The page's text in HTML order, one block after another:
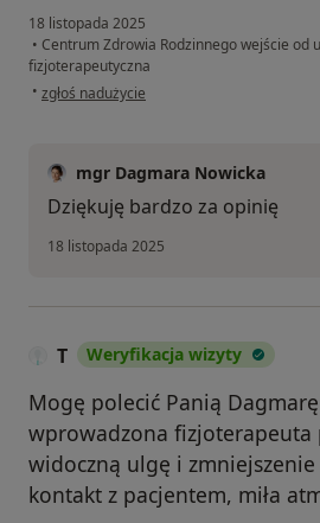
18 listopada 2025
• Centrum Zdrowia Rodzinnego wejście od
fizjoterapeutyczna
• w opinii użytkownika Paulina
zgłoś nadużycie
mgr Dagmara Nowicka
Dziękuję bardzo za opinię
18 listopada 2025
T Weryfikacja wizyty
Mogę polecić Panią
wprowadzona fizjoterapeuta
widoczną ulgę i
kontakt z pacjentem, miła